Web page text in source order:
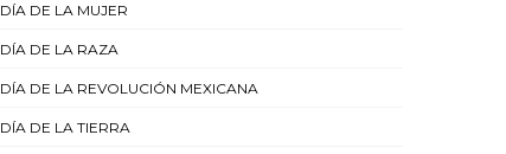
DÍA DE LA MUJER
DÍA DE LA RAZA
DÍA DE LA REVOLUCIÓN MEXICANA
DÍA DE LA TIERRA